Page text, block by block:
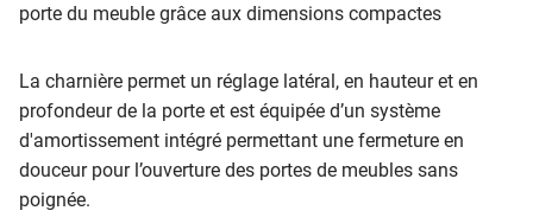
porte du meuble grâce aux dimensions compactes
La charnière permet un réglage latéral, en hauteur et en
profondeur de la porte et est équipée d’un système
d'amortissement intégré permettant une fermeture en
douceur pour l’ouverture des portes de meubles sans
poignée.